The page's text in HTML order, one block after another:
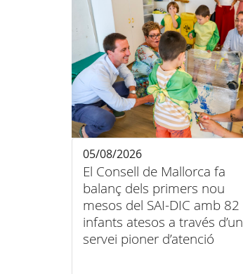
El Consell de Mallorca fa
balanç dels primers nou
mesos del SAI-DIC amb 82
infants atesos a través d’un
servei pioner d’atenció
05/08/2026